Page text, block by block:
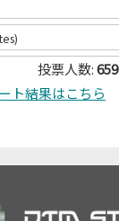
投票人数:659
ト結果はこちら